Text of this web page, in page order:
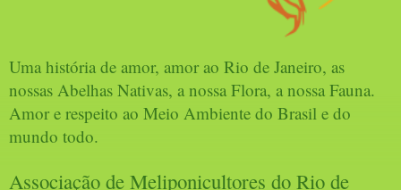
Uma história de amor, amor ao Rio de Janeiro, as
nossas Abelhas Nativas, a nossa Flora, a nossa Fauna.
Amor e respeito ao Meio Ambiente do Brasil e do
mundo todo.
Associação de Meliponicultores do Rio de